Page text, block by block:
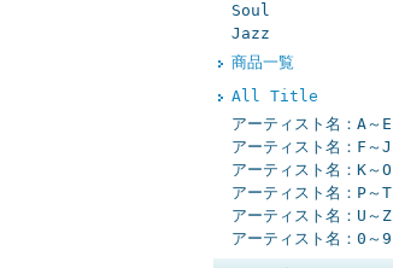
Soul
Jazz
商品一覧
All Title
アーティスト名：A～E
アーティスト名：F～J
アーティスト名：K～O
アーティスト名：P～T
アーティスト名：U～Z
アーティスト名：0～9